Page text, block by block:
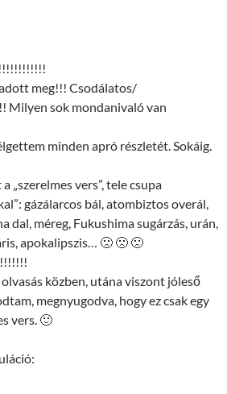
meg!!! Csodálatos/
Milyen sok mondanivaló van
minden apró részletét. Sokáig.
„szerelmes vers”, tele csupa
gázálarcos bál, atombiztos overál,
dal, méreg, Fukushima sugárzás, urán,
apokalipszis… 🙁 🙁 🙁
közben, utána viszont jóleső
megnyugodva, hogy ez csak egy
vers. 🙂